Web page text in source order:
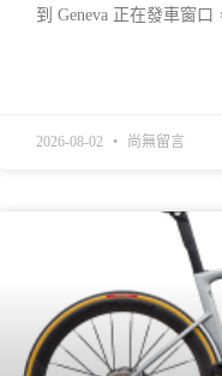
到 Geneva 正在發車窗
2026-08-02 尚無留言